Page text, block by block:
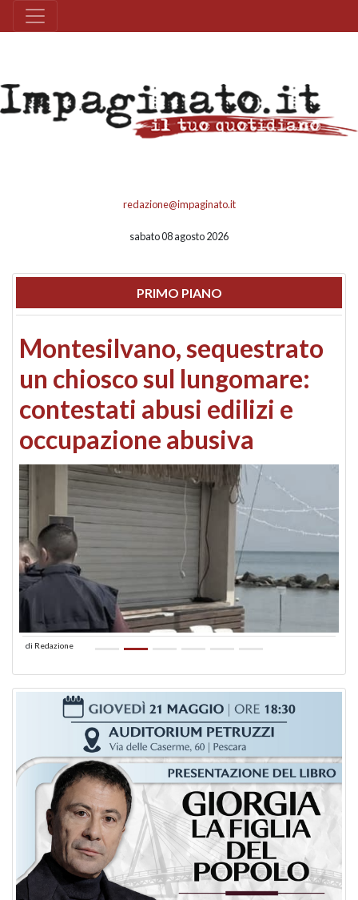
redazione@impaginato.it
sabato 08 agosto 2026
PRIMO PIANO
Montesilvano, sequestrato
un chiosco sul lungomare:
contestati abusi edilizi e
occupazione abusiva
di Redazione